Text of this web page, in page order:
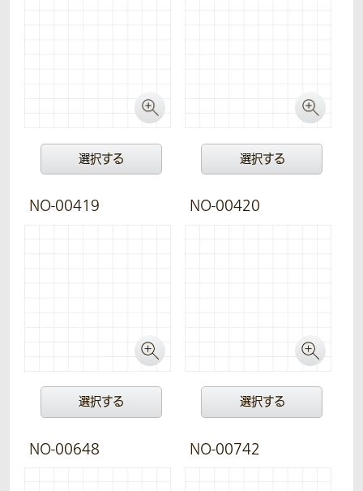
選択する 選択する
NO-00419
選択する
NO-00420
選択する
NO-00648 NO-00742